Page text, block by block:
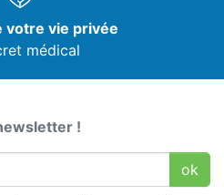
votre vie privée
médical
!
ok